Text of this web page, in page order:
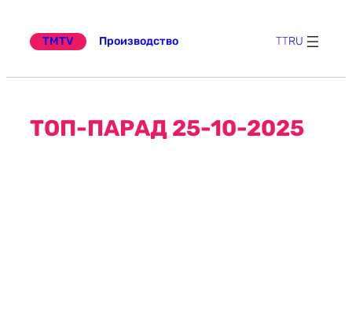
содержимому
TMTV Производство TTRU
ТОП-ПАРАД 25-10-2025